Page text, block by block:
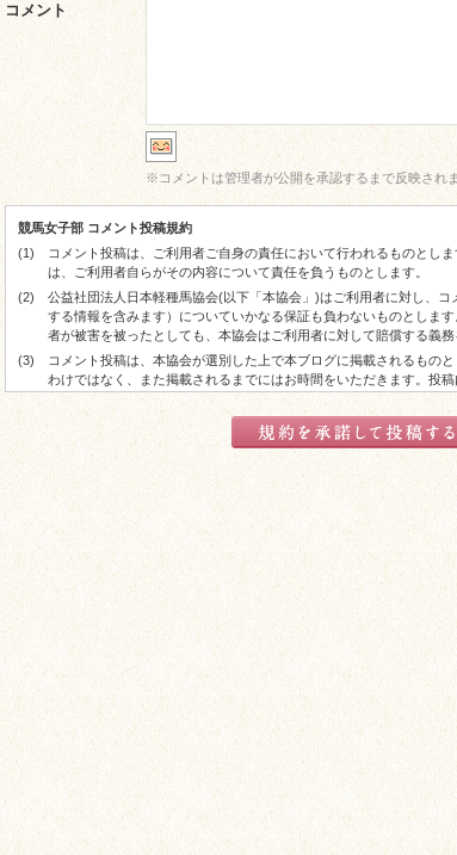
コメント
※コメントは管理者が公開を承認するまで反映され
競馬女子部 コメント投稿規約
(1)
コメント投稿は、ご利用者ご自身の責任において行われるものとし
は、ご利用者自らがその内容について責任を負うものとします。
(2)
公益社団法人日本軽種馬協会(以下「本協会」)はご利用者に対し、
する情報を含みます）についていかなる保証も負わないものとしま
者が被害を被ったとしても、本協会はご利用者に対して賠償する義
(3)
コメント投稿は、本協会が選別した上で本ブログに掲載されるもの
わけではなく、また掲載されるまでにはお時間をいただきます。投
した上で掲載される場合があります。
(4)
コメント投稿が実際に掲載された場合でも、ご利用者に対する本協
了承ください。